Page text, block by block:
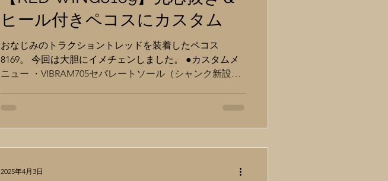
ヒール付きペコスにカスタム
おなじみのトラクショントレッドを装着したペコス
8169。 今回は大胆にイメチェンしました。 ●カスタムメ
ニュー ・VIBRAM705セパレートソール（シャンク新設）
先芯抜き ・熱ゴテ仕上げ 柔和なペコスブーツから、エン
に様変わりしました。 ヒールが付くとクラシックなワー
クブーツっぽくなるので当店でも人気のカスタムです。
必要になります。 それは「シャンク」を追加することで
2025年4月3日